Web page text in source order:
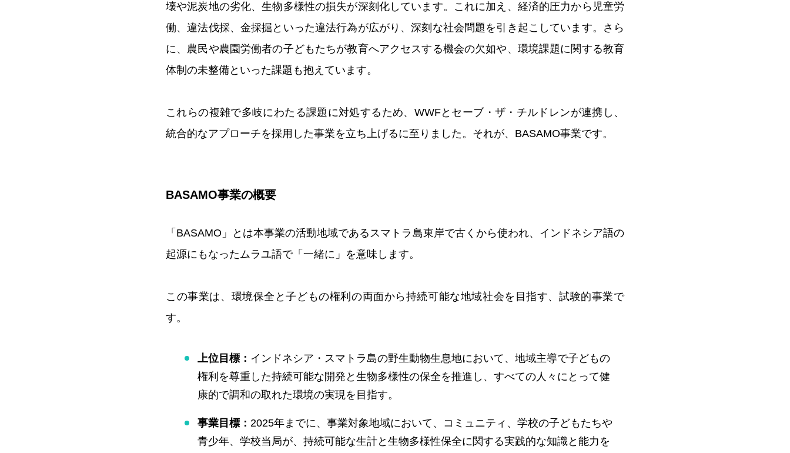
壊や泥炭地の劣化、生物多様性の損失が深刻化しています。これに加え、経済的圧力から児童労
働、違法伐採、金採掘といった違法行為が広がり、深刻な社会問題を引き起こしています。さら
に、農民や農園労働者の子どもたちが教育へアクセスする機会の欠如や、環境課題に関する教育
体制の未整備といった課題も抱えています。
これらの複雑で多岐にわたる課題に対処するため、WWFとセーブ・ザ・チルドレンが連携し、
統合的なアプローチを採用した事業を立ち上げるに至りました。それが、BASAMO事業です。
BASAMO事業の概要
「BASAMO」とは本事業の活動地域であるスマトラ島東岸で古くから使われ、インドネシア語の
起源にもなったムラユ語で「一緒に」を意味します。
この事業は、環境保全と子どもの権利の両面から持続可能な地域社会を目指す、試験的事業で
す。
上位目標： インドネシア・スマトラ島の野生動物生息地において、地域主導で子どもの
権利を尊重した持続可能な開発と生物多様性の保全を推進し、すべての人々にとって健
康的で調和の取れた環境の実現を目指す。
事業目標： 2025年までに、事業対象地域において、コミュニティ、学校の子どもたちや
青少年、学校当局が、持続可能な生計と生物多様性保全に関する実践的な知識と能力を